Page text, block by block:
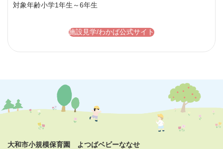
対象年齢小学1年生～6年生
施設見学/わかば公式サイト
大和市小規模保育園 よつばベビーななせ